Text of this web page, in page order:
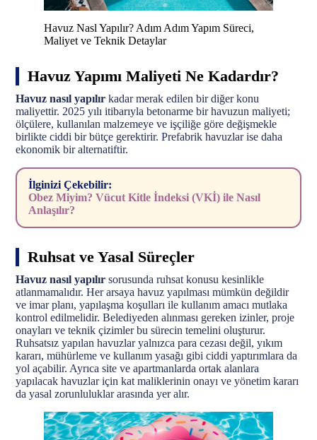
Havuz Nasl Yapılır? Adım Adım Yapım Süreci,
Maliyet ve Teknik Detaylar
Havuz Yapımı Maliyeti Ne Kadardır?
Havuz nasıl yapılır kadar merak edilen bir diğer konu
maliyettir. 2025 yılı itibarıyla betonarme bir havuzun maliyeti;
ölçülere, kullanılan malzemeye ve işçiliğe göre değişmekle
birlikte ciddi bir bütçe gerektirir. Prefabrik havuzlar ise daha
ekonomik bir alternatiftir.
İlginizi Çekebilir:
Obez Miyim? Vücut Kitle İndeksi (VKİ) ile Nasıl
Anlaşılır?
Ruhsat ve Yasal Süreçler
Havuz nasıl yapılır sorusunda ruhsat konusu kesinlikle
atlanmamalıdır. Her arsaya havuz yapılması mümkün değildir
ve imar planı, yapılaşma koşulları ile kullanım amacı mutlaka
kontrol edilmelidir. Belediyeden alınması gereken izinler, proje
onayları ve teknik çizimler bu sürecin temelini oluşturur.
Ruhsatsız yapılan havuzlar yalnızca para cezası değil, yıkım
kararı, mühürleme ve kullanım yasağı gibi ciddi yaptırımlara da
yol açabilir. Ayrıca site ve apartmanlarda ortak alanlara
yapılacak havuzlar için kat maliklerinin onayı ve yönetim kararı
da yasal zorunluluklar arasında yer alır.